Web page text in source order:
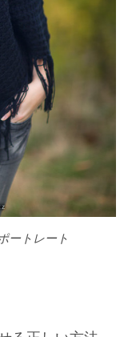
ートレート